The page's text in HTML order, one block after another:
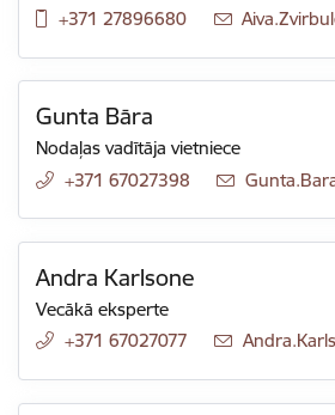
+371 27896680
E-pasts:
Gunta Bāra
Nodaļas vadītāja vietniece
+371 67027398
E-pasts:
Andra Karlsone
Vecākā eksperte
+371 67027077
E-pasts: